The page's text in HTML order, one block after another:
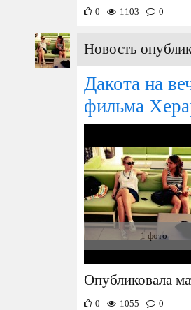
0 1103 0
Новость
Дакота на
фильма
1 фото
Опубликовала
0 1055 0